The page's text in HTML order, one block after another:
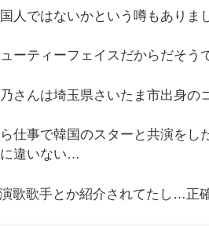
人ではないかという噂もありま
ーティーフェイスだからだそう
さんは埼玉県さいたま市出身の
仕事で韓国のスターと共演をし
違いない…
歌歌手とか紹介されてたし…正